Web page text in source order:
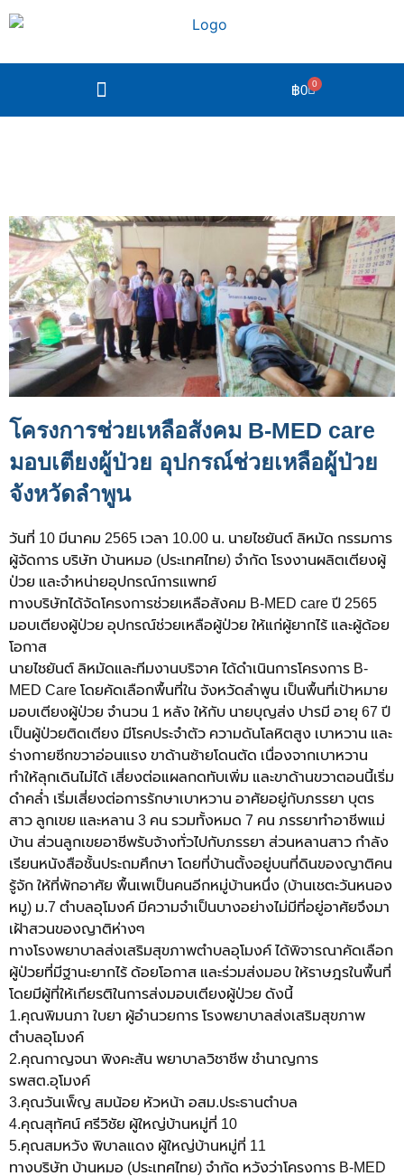
฿0 0
โครงการช่วยเหลือสังคม B-MED care
มอบเตียงผู้ป่วย อุปกรณ์ช่วยเหลือผู้ป่วย
จังหวัดลำพูน
วันที่ 10 มีนาคม 2565 เวลา 10.00 น. นายไชยันต์ ลิหมัด กรรมการ
ผู้จัดการ บริษัท บ้านหมอ (ประเทศไทย) จำกัด โรงงานผลิตเตียงผู้
ป่วย และจำหน่ายอุปกรณ์การแพทย์
ทางบริษัทได้จัดโครงการช่วยเหลือสังคม B-MED care ปี 2565
มอบเตียงผู้ป่วย อุปกรณ์ช่วยเหลือผู้ป่วย ให้แก่ผู้ยากไร้ และผู้ด้อย
โอกาส
นายไชยันต์ ลิหมัดและทีมงานบริจาค ได้ดำเนินการโครงการ B-
MED Care โดยคัดเลือกพื้นที่ใน จังหวัดลำพูน เป็นพื้นที่เป้าหมาย
มอบเตียงผู้ป่วย จำนวน 1 หลัง ให้กับ นายบุญส่ง ปารมี อายุ 67 ปี
เป็นผู้ป่วยติดเตียง มีโรคประจำตัว ความดันโลหิตสูง เบาหวาน และ
ร่างกายซีกขวาอ่อนแรง ขาด้านซ้ายโดนตัด เนื่องจากเบาหวาน
ทำให้ลุกเดินไม่ได้ เสี่ยงต่อแผลกดทับเพิ่ม และขาด้านขวาตอนนี้เริ่ม
ดำคล่ำ เริ่มเสี่ยงต่อการรักษาเบาหวาน อาศัยอยู่กับภรรยา บุตร
สาว ลูกเขย และหลาน 3 คน รวมทั้งหมด 7 คน ภรรยาทำอาชีพแม่
บ้าน ส่วนลูกเขยอาชีพรับจ้างทั่วไปกับภรรยา ส่วนหลานสาว กำลัง
เรียนหนังสือชั้นประถมศึกษา โดยที่บ้านตั้งอยู่บนที่ดินของญาติคน
รู้จัก ให้ที่พักอาศัย พื้นเพเป็นคนอีกหมู่บ้านหนึ่ง (บ้านเชตะวันหนอง
หมู) ม.7 ตำบลอุโมงค์ มีความจำเป็นบางอย่างไม่มีที่อยู่อาศัยจึงมา
เฝ้าสวนของญาติห่างๆ
ทางโรงพยาบาลส่งเสริมสุขภาพตำบลอุโมงค์ ได้พิจารณาคัดเลือก
ผู้ป่วยที่มีฐานะยากไร้ ด้อยโอกาส และร่วมส่งมอบ ให้ราษฎรในพื้นที่
โดยมีผู้ที่ให้เกียรติในการส่งมอบเตียงผู้ป่วย ดังนี้
1.คุณพิมนภา ใบยา ผู้อำนวยการ โรงพยาบาลส่งเสริมสุขภาพ
ตำบลอุโมงค์
2.คุณกาญจนา พิงคะสัน พยาบาลวิชาชีพ ชำนาญการ
รพสต.อุโมงค์
3.คุณวันเพ็ญ สมน้อย หัวหน้า อสม.ประธานตำบล
4.คุณสุทัศน์ ศรีวิชัย ผู้ใหญ่บ้านหมู่ที่ 10
5.คุณสมหวัง พิบาลแดง ผู้ใหญ่บ้านหมู่ที่ 11
ทางบริษัท บ้านหมอ (ประเทศไทย) จำกัด หวังว่าโครงการ B-MED